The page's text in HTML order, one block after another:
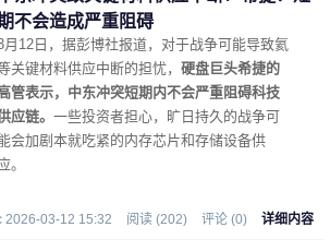
不会造成严重阻碍
月12日，据彭博社报道，对于战争可能导致氦
关键材料供应中断的担忧， 硬盘巨头希捷的
管表示，中东冲突短期内不会严重阻碍科技
应链。 一些投资者担心，旷日持久的战争可
会加剧本就吃紧的内存芯片和存储设备供
。
2026-03-12 15:32 阅读 (202) 评论 (0) 详细内容